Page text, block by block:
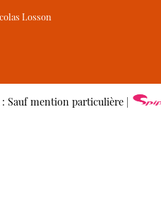
Losson
Sauf mention particulière |